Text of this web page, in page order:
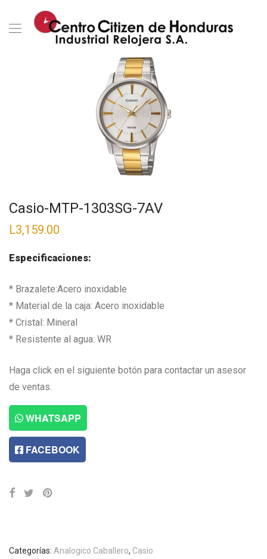
Casio-MTP-1303SG-7AV
L3,159.00
Especificaciones:
* Brazalete:Acero inoxidable
* Material de la caja: Acero inoxidable
* Cristal: Mineral
* Resistente al agua: WR
Haga click en el siguiente botón para contactar un asesor
de ventas.
WHATSAPP
FACEBOOK
Categorías: Analogico Caballero, Casio